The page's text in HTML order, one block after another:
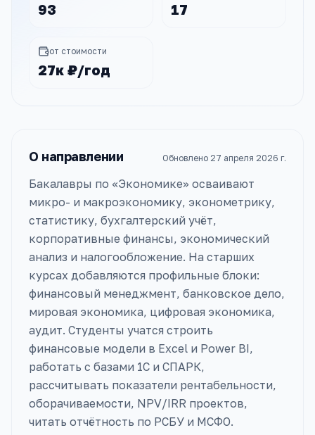
93 17
от стоимости
27к ₽/год
О направлении Обновлено 27 апреля 2026 г.
Бакалавры по «Экономике» осваивают
микро- и макроэкономику, эконометрику,
статистику, бухгалтерский учёт,
корпоративные финансы, экономический
анализ и налогообложение. На старших
курсах добавляются профильные блоки:
финансовый менеджмент, банковское дело,
мировая экономика, цифровая экономика,
аудит. Студенты учатся строить
финансовые модели в Excel и Power BI,
работать с базами 1С и СПАРК,
рассчитывать показатели рентабельности,
оборачиваемости, NPV/IRR проектов,
читать отчётность по РСБУ и МСФО.